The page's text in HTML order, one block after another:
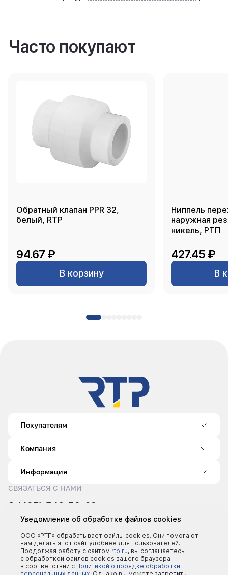
Часто покупают
Обратный клапан PPR 32,
белый, RTP
94.67 ₽
В корзину
Ниппель
наружная
никель, РТП
427.45 ₽
В
Покупателям
Компания
Информация
СВЯЗАТЬСЯ С НАМИ
8 (495) 540-52-62
sale@rtp.ru
Пн–Пт: 9:00–18:00
Уведомление об обработке файлов cookies
ООО «РТП» обрабатывает файлы cookies. Они помогают
нам делать этот сайт удобнее для пользователей.
Продолжая работу с сайтом rtp.ru, вы соглашаетесь
с обработкой файлов cookies вашего браузера
в соответствии с Политикой о порядке обработки